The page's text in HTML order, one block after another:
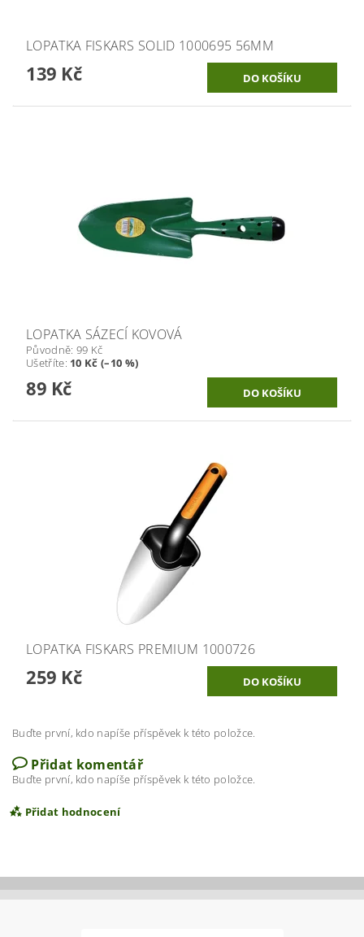
LOPATKA FISKARS SOLID 1000695 56MM
139 Kč
LOPATKA SÁZECÍ KOVOVÁ
Původně: 99 Kč
Ušetříte: 10 Kč (–10 %)
89 Kč
LOPATKA FISKARS PREMIUM 1000726
259 Kč
Buďte první, kdo napíše příspěvek k této položce.
Přidat komentář
Buďte první, kdo napíše příspěvek k této položce.
Přidat hodnocení